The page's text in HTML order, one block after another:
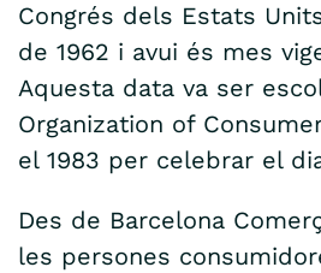
Congrés dels Estats
de 1962 i avui és mes
Aquesta data va ser
Organization of
el 1983 per celebrar el
Des de Barcelona
les persones